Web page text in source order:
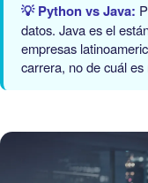
💡 Python vs Java:
datos. Java es el
empresas
carrera, no de cuál es